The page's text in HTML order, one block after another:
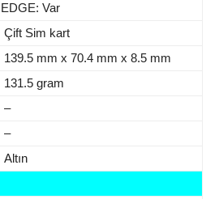
EDGE: Var
Çift Sim kart
139.5 mm x 70.4 mm x 8.5 mm
131.5 gram
–
–
Altın